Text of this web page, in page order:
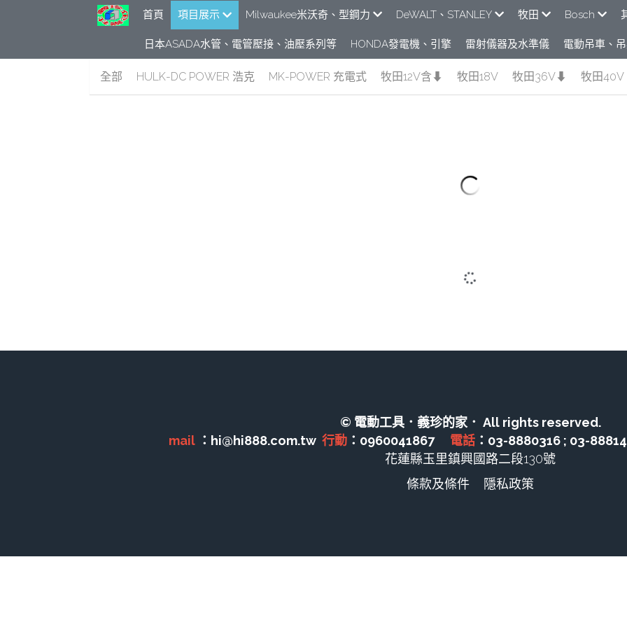
首頁 項目展示 Milwaukee米沃奇、型鋼力 DeWALT、STANLEY 牧田 Bosch
日本ASADA水管、電管壓接、油壓系列​等 HONDA發電機、引擎 雷射儀器及水準儀 電動吊車、
全部 HULK-DC POWER 浩克 MK-POWER 充電式 牧田12V含⬇︎ 牧田18V 牧田36V⬇︎ 牧田40V
© 電動工具．義珍的家． All rights reserved.
mail ：hi@hi888.com.tw 行動：0960041867 電話：03-8880316 ; 03-
花蓮縣玉里鎮興國路二段130號
條款及條件
隱私政策